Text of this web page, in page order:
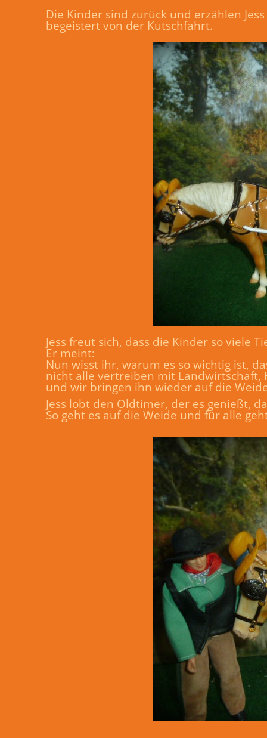
Die Kinder sind zurück und erzählen
begeistert von der Kutschfahrt.
Jess freut sich, dass die Kinder so viele
Er meint:
Nun wisst ihr, warum es so wichtig ist,
nicht alle vertreiben mit Landwirtschaft,
und wir bringen ihn wieder auf die
Jess lobt den Oldtimer, der es genießt,
So geht es auf die Weide und für alle